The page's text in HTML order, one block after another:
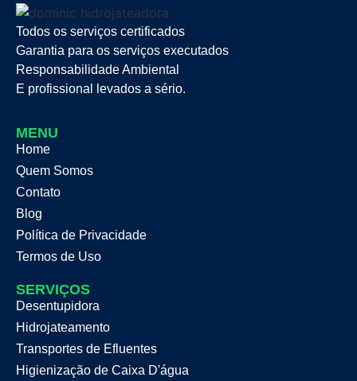
Todos os serviços certificados
Garantia para os serviços executados
Responsabilidade Ambiental
E profissional levados a sério.
MENU
Home
Quem Somos
Contato
Blog
Política de Privacidade
Termos de Uso
SERVIÇOS
Desentupidora
Hidrojateamento
Transportes de Efluentes
Higienização de Caixa D'água